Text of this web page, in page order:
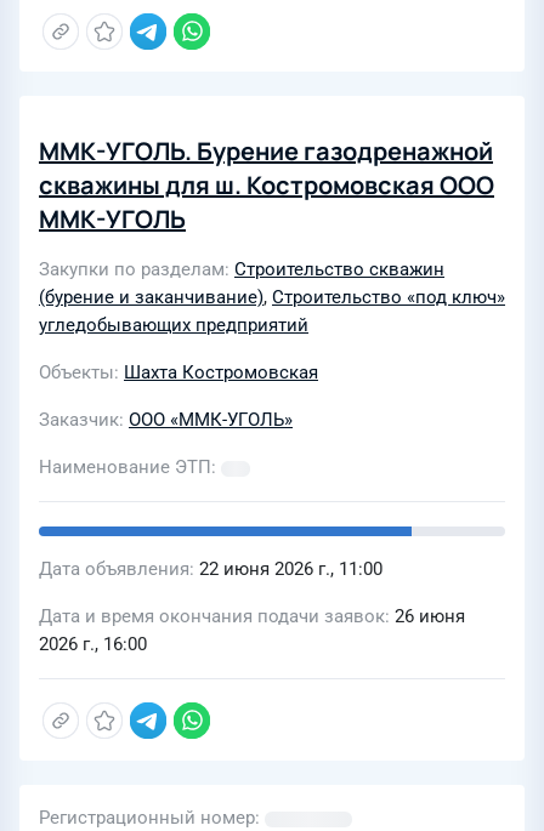
ММК-УГОЛЬ. Бурение газодренажной
скважины для ш. Костромовская ООО
ММК-УГОЛЬ
Закупки по разделам Строительство скважин
(бурение и заканчивание), Строительство «под ключ»
угледобывающих предприятий
Объекты Шахта Костромовская
Заказчик ООО «ММК-УГОЛЬ»
Наименование ЭТП
Дата объявления 22 июня 2026 г., 11:00
Дата и время окончания подачи заявок 26 июня
2026 г., 16:00
Регистрационный номер